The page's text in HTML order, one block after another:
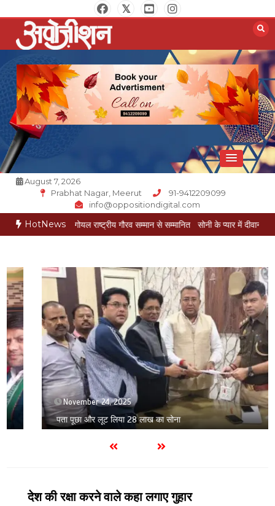
to
content
Opposition Digital
August 7, 2026
Prabhat Nagar, Meerut
91-9412209099
info@oppositiondigital.com
HotNews
मुकेश गोयल राष्ट्रीय गौरव सम्मान से सम्मानित सोनी के प्यार में दीवानी सीता पहुंची मेरठ
November 24, 2025
पता पूछा और लूट लिया 28 लाख का सोना
देश की रक्षा करने वाले कहा लगाए गुहार